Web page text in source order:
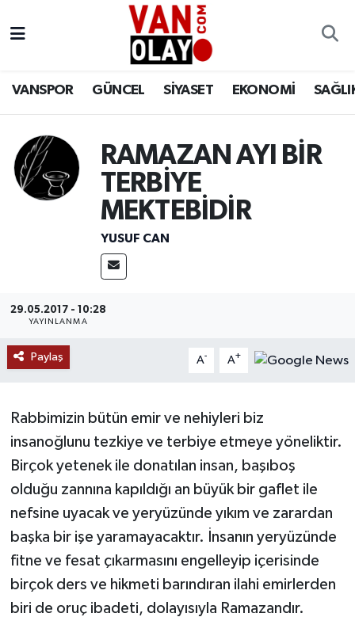
VANSPOR GÜNCEL SİYASET EKONOMİ
RAMAZAN AYI BİR
TERBİYE
MEKTEBİDİR
YUSUF CAN
29.05.2017 - 10:28
YAYINLANMA
Paylaş A- A+
Rabbimizin bütün emir ve nehiyleri biz
insanoğlunu tezkiye ve terbiye etmeye yöneliktir.
Birçok yetenek ile donatılan insan, başıboş
olduğu zannına kapıldığı an büyük bir gaflet ile
nefsine uyacak ve yeryüzünde yıkım ve zarardan
başka bir işe yaramayacaktır. İnsanın yeryüzünde
fitne ve fesat çıkarmasını engelleyip içerisinde
birçok ders ve hikmeti barındıran ilahi emirlerden
biri de oruç ibadeti, dolayısıyla Ramazandır.
Siyaset
Ekonomi
Bilim & Teknoloji
Dünya
Van Nöbetçi Eczaneler
Van Namaz Vakitleri
Van Trafik Yoğunluk Haritası
Süper Lig Puan Durumu ve Fikstür
Tüm Manşetler
Son Dakika Haberleri
Haber Arşivi